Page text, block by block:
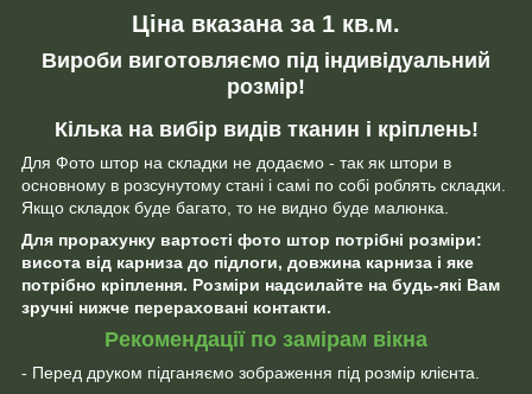
Ціна вказана за 1 кв.м.
Вироби виготовляємо під індивідуальний
розмір!
Кілька на вибір видів тканин і кріплень!
Для Фото штор на складки не додаємо - так як штори в
основному в розсунутому стані і самі по собі роблять складки.
Якщо складок буде багато, то не видно буде малюнка.
Для прорахунку вартості фото штор потрібні розміри:
висота від карниза до підлоги, довжина карниза і яке
потрібно кріплення. Розміри надсилайте на будь-які Вам
зручні нижче перераховані контакти.
Рекомендації по замірам вікна
- Перед друком підганяємо зображення під розмір клієнта.